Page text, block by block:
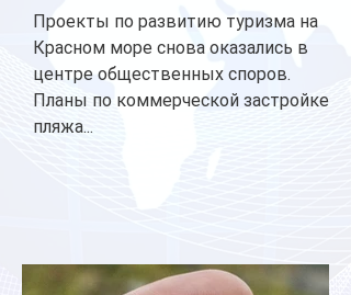
Проекты по развитию туризма на
Красном море снова оказались в
центре общественных споров.
Планы по коммерческой застройке
пляжа...